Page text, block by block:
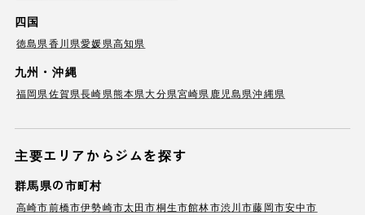
四国
徳島県香川県愛媛県高知県
九州・沖縄
福岡県佐賀県長崎県熊本県大分県宮崎県 鹿児島県沖縄県
主要エリアからジムを探す
群馬県の市町村
高崎市前橋市伊勢崎市太田市桐生市館林市渋川市藤岡市安中市